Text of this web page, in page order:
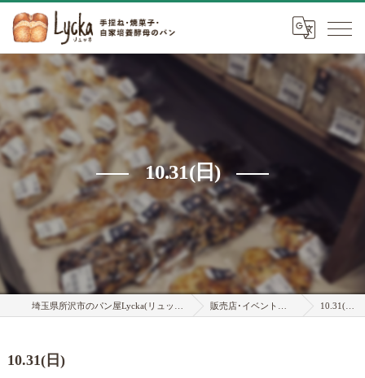
10.31(日)
販売店･イベント情報 10.31(日)
10.31(日)